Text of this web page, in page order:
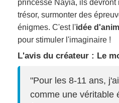
princesse Nayia, ils devront
trésor, surmonter des
énigmes. C'est l'idée
pour stimuler l'imaginaire !
L'avis du créateur : Le
"Pour les 8-11 ans,
comme une véritable